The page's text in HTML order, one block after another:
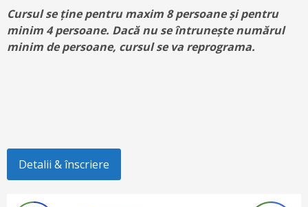
Cursul se ține pentru maxim 8 persoane și pentru
minim 4 persoane. Dacă nu se întrunește numărul
minim de persoane, cursul se va reprograma.
Detalii & înscriere